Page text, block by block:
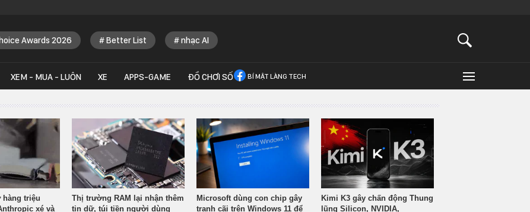
Awards 2026 Better List nhạc AI
XEM - MUA - LUÔN XE APPS-GAME ĐỒ CHƠI SỐ BÍ MẬT LÀNG TECH
triệu
xé và
Thị trường RAM lại nhận thêm
tin dữ, túi tiền người dùng
Microsoft dùng con chip gây
tranh cãi trên Windows 11 để
Kimi K3 gây chấn động Thung
lũng Silicon, NVIDIA,